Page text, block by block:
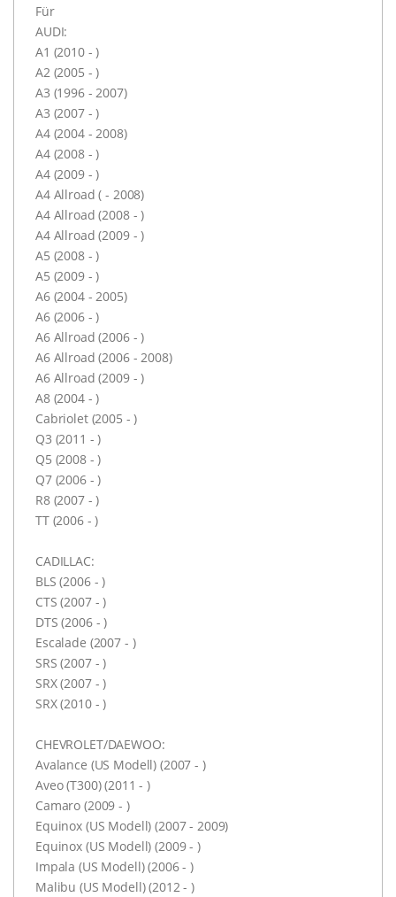
Für
AUDI:
A1 (2010 - )
A2 (2005 - )
A3 (1996 - 2007)
A3 (2007 - )
A4 (2004 - 2008)
A4 (2008 - )
A4 (2009 - )
A4 Allroad ( - 2008)
A4 Allroad (2008 - )
A4 Allroad (2009 - )
A5 (2008 - )
A5 (2009 - )
A6 (2004 - 2005)
A6 (2006 - )
A6 Allroad (2006 - )
A6 Allroad (2006 - 2008)
A6 Allroad (2009 - )
A8 (2004 - )
Cabriolet (2005 - )
Q3 (2011 - )
Q5 (2008 - )
Q7 (2006 - )
R8 (2007 - )
TT (2006 - )
CADILLAC:
BLS (2006 - )
CTS (2007 - )
DTS (2006 - )
Escalade (2007 - )
SRS (2007 - )
SRX (2007 - )
SRX (2010 - )
CHEVROLET/DAEWOO:
Avalance (US Modell) (2007 - )
Aveo (T300) (2011 - )
Camaro (2009 - )
Equinox (US Modell) (2007 - 2009)
Equinox (US Modell) (2009 - )
Impala (US Modell) (2006 - )
Malibu (US Modell) (2012 - )